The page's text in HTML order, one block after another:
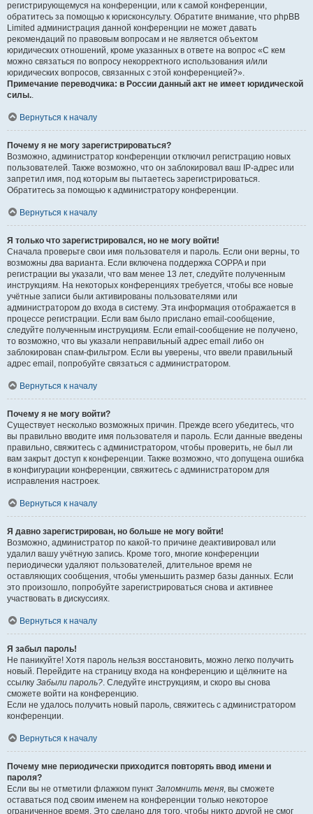
регистрирующемуся на конференции, или к самой конференции,
обратитесь за помощью к юрисконсульту. Обратите внимание, что phpBB
Limited администрация данной конференции не может давать
рекомендаций по правовым вопросам и не является объектом
юридических отношений, кроме указанных в ответе на вопрос «С кем
можно связаться по вопросу некорректного использования и/или
юридических вопросов, связанных с этой конференцией?».
Примечание переводчика: в России данный акт не имеет юридической
силы..
Вернуться к началу
Почему я не могу зарегистрироваться?
Возможно, администратор конференции отключил регистрацию новых
пользователей. Также возможно, что он заблокировал ваш IP-адрес или
запретил имя, под которым вы пытаетесь зарегистрироваться.
Обратитесь за помощью к администратору конференции.
Вернуться к началу
Я только что зарегистрировался, но не могу войти!
Сначала проверьте свои имя пользователя и пароль. Если они верны, то
возможны два варианта. Если включена поддержка COPPA и при
регистрации вы указали, что вам менее 13 лет, следуйте полученным
инструкциям. На некоторых конференциях требуется, чтобы все новые
учётные записи были активированы пользователями или
администратором до входа в систему. Эта информация отображается в
процессе регистрации. Если вам было прислано email-сообщение,
следуйте полученным инструкциям. Если email-сообщение не получено,
то возможно, что вы указали неправильный адрес email либо он
заблокирован спам-фильтром. Если вы уверены, что ввели правильный
адрес email, попробуйте связаться с администратором.
Вернуться к началу
Почему я не могу войти?
Существует несколько возможных причин. Прежде всего убедитесь, что
вы правильно вводите имя пользователя и пароль. Если данные введены
правильно, свяжитесь с администратором, чтобы проверить, не был ли
вам закрыт доступ к конференции. Также возможно, что допущена ошибка
в конфигурации конференции, свяжитесь с администратором для
исправления настроек.
Вернуться к началу
Я давно зарегистрирован, но больше не могу войти!
Возможно, администратор по какой-то причине деактивировал или
удалил вашу учётную запись. Кроме того, многие конференции
периодически удаляют пользователей, длительное время не
оставляющих сообщения, чтобы уменьшить размер базы данных. Если
это произошло, попробуйте зарегистрироваться снова и активнее
участвовать в дискуссиях.
Вернуться к началу
Я забыл пароль!
Не паникуйте! Хотя пароль нельзя восстановить, можно легко получить
новый. Перейдите на страницу входа на конференцию и щёлкните на
ссылку Забыли пароль?. Следуйте инструкциям, и скоро вы снова
сможете войти на конференцию.
Если не удалось получить новый пароль, свяжитесь с администратором
конференции.
Вернуться к началу
Почему мне периодически приходится повторять ввод имени и
пароля?
Если вы не отметили флажком пункт Запомнить меня, вы сможете
оставаться под своим именем на конференции только некоторое
ограниченное время. Это сделано для того, чтобы никто другой не смог